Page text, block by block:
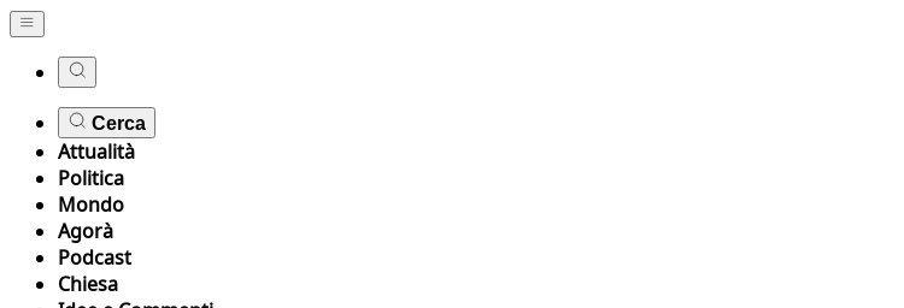
Cerca
Attualità
Politica
Mondo
Agorà
Podcast
Chiesa